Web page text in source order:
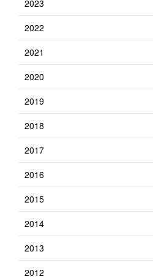
2023
2022
2021
2020
2019
2018
2017
2016
2015
2014
2013
2012